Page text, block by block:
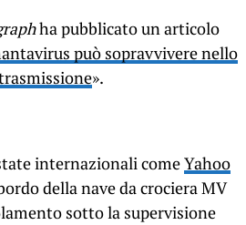
ha pubblicato un articolo
può sopravvivere nello
».
internazionali comeYahoo
della nave da crociera MV
sotto la supervisione